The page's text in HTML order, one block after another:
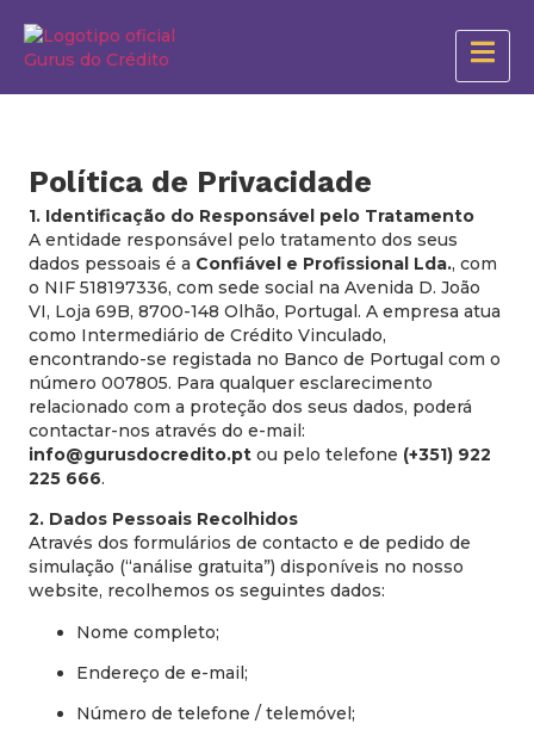
Política de Privacidade
1. Identificação do Responsável pelo Tratamento
A entidade responsável pelo tratamento dos seus
dados pessoais é a Confiável e Profissional Lda., com
o NIF 518197336, com sede social na Avenida D. João
VI, Loja 69B, 8700-148 Olhão, Portugal. A empresa atua
como Intermediário de Crédito Vinculado,
encontrando-se registada no Banco de Portugal com o
número 007805. Para qualquer esclarecimento
relacionado com a proteção dos seus dados, poderá
contactar-nos através do e-mail:
info@gurusdocredito.pt ou pelo telefone (+351) 922
225 666.
2. Dados Pessoais Recolhidos
Através dos formulários de contacto e de pedido de
simulação (“análise gratuita”) disponíveis no nosso
website, recolhemos os seguintes dados:
Nome completo;
Endereço de e-mail;
Número de telefone / telemóvel;